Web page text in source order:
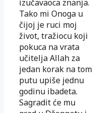
izučavaoca znanja.
Tako mi Onoga u
čijoj je ruci moj
život, tražiocu koji
pokuca na vrata
učitelja Allah za
jedan korak na tom
putu upiše jednu
godinu ibadeta.
Sagradit će mu